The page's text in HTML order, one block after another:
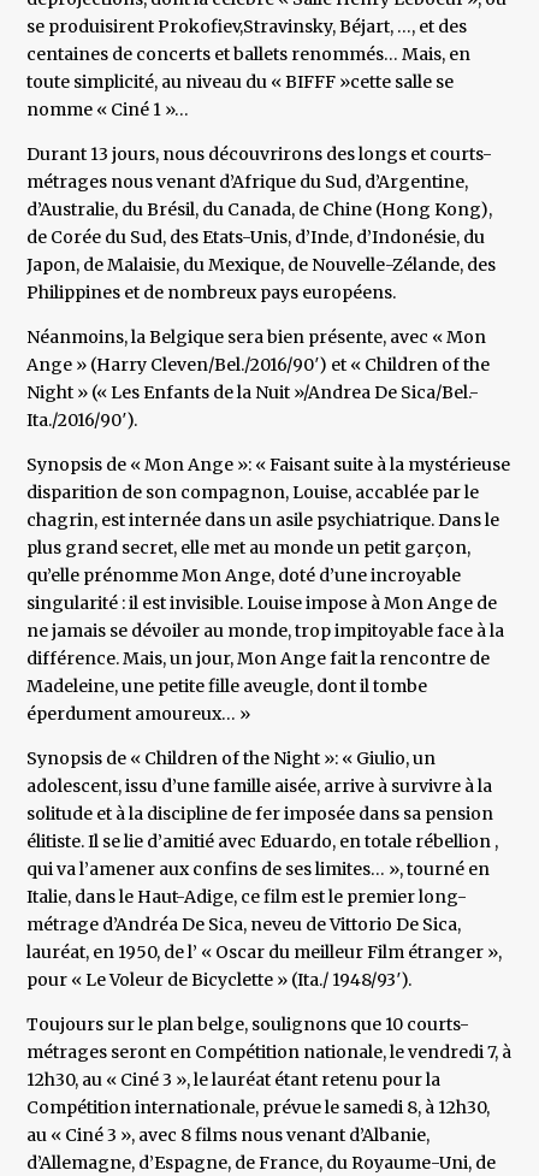
se produisirent Prokofiev,Stravinsky, Béjart, …, et des
centaines de concerts et ballets renommés… Mais, en
toute simplicité, au niveau du « BIFFF »cette salle se
nomme « Ciné 1 »…
Durant 13 jours, nous découvrirons des longs et courts-
métrages nous venant d’Afrique du Sud, d’Argentine,
d’Australie, du Brésil, du Canada, de Chine (Hong Kong),
de Corée du Sud, des Etats-Unis, d’Inde, d’Indonésie, du
Japon, de Malaisie, du Mexique, de Nouvelle-Zélande, des
Philippines et de nombreux pays européens.
Néanmoins, la Belgique sera bien présente, avec « Mon
Ange » (Harry Cleven/Bel./2016/90′) et « Children of the
Night » (« Les Enfants de la Nuit »/Andrea De Sica/Bel.-
Ita./2016/90′).
Synopsis de « Mon Ange »: « Faisant suite à la mystérieuse
disparition de son compagnon, Louise, accablée par le
chagrin, est internée dans un asile psychiatrique. Dans le
plus grand secret, elle met au monde un petit garçon,
qu’elle prénomme Mon Ange, doté d’une incroyable
singularité : il est invisible. Louise impose à Mon Ange de
ne jamais se dévoiler au monde, trop impitoyable face à la
différence. Mais, un jour, Mon Ange fait la rencontre de
Madeleine, une petite fille aveugle, dont il tombe
éperdument amoureux… »
Synopsis de « Children of the Night »: « Giulio, un
adolescent, issu d’une famille aisée, arrive à survivre à la
solitude et à la discipline de fer imposée dans sa pension
élitiste. Il se lie d’amitié avec Eduardo, en totale rébellion ,
qui va l’amener aux confins de ses limites… », tourné en
Italie, dans le Haut-Adige, ce film est le premier long-
métrage d’Andréa De Sica, neveu de Vittorio De Sica,
lauréat, en 1950, de l’ « Oscar du meilleur Film étranger »,
pour « Le Voleur de Bicyclette » (Ita./ 1948/93′).
Toujours sur le plan belge, soulignons que 10 courts-
métrages seront en Compétition nationale, le vendredi 7, à
12h30, au « Ciné 3 », le lauréat étant retenu pour la
Compétition internationale, prévue le samedi 8, à 12h30,
au « Ciné 3 », avec 8 films nous venant d’Albanie,
d’Allemagne, d’Espagne, de France, du Royaume-Uni, de